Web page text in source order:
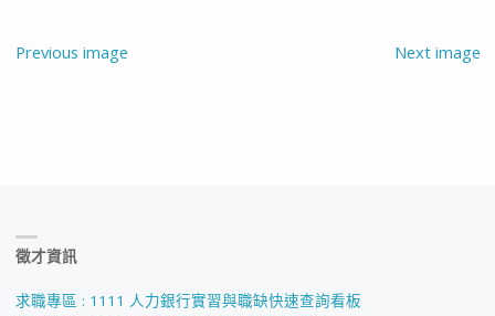
Previous image Next image
徵才資訊
求職專區 : 1111 人力銀行實習與職缺快速查詢看板